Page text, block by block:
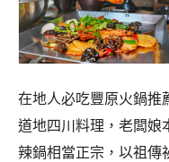
在地人必吃豐原火鍋推
道地四川料理，老闆娘
辣鍋相當正宗，以祖傳